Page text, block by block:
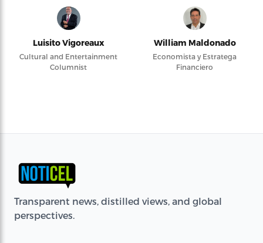
Luisito Vigoreaux
Cultural and Entertainment
Columnist
William Maldonado
Economista y Estratega
Financiero
Transparent news, distilled views, and global
perspectives.